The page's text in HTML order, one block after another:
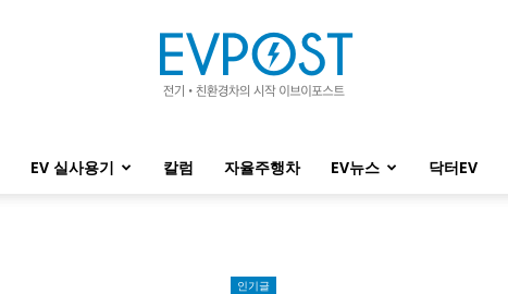
EV 실사용기 칼럼 자율주행차 EV뉴스 닥터EV
인기글